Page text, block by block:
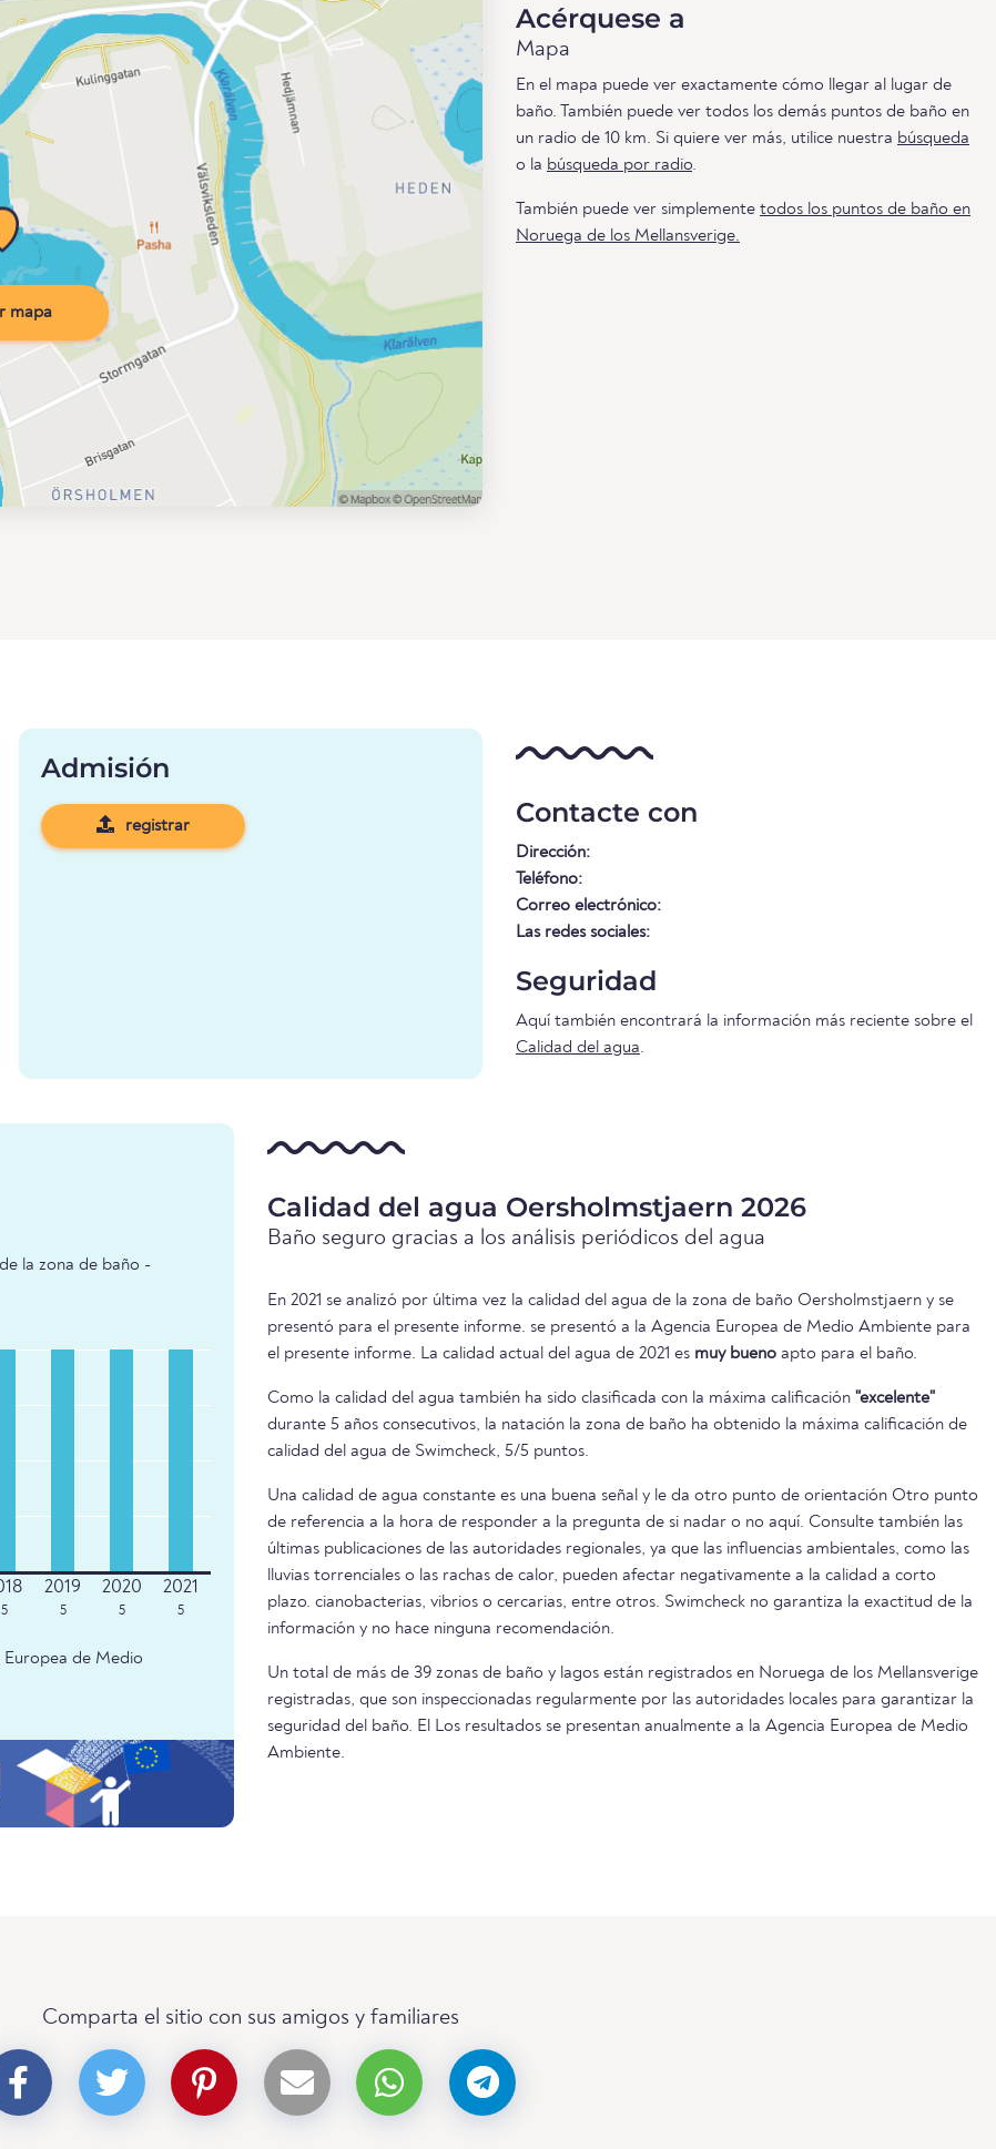
mapa
Acérquese a
Mapa
En el mapa puede ver exactamente cómo llegar al lugar de
baño. También puede ver todos los demás puntos de baño en
un radio de 10 km. Si quiere ver más, utilice nuestra búsqueda
o la búsqueda por radio.
También puede ver simplemente todos los puntos de baño en
Noruega de los Mellansverige.
Admisión
registrar Contacte con
Dirección:
Teléfono:
Correo electrónico:
Las redes sociales:
Seguridad
Aquí también encontrará la información más reciente sobre el
Calidad del agua.
la zona de baño -
5 5 5 5
Europea de Medio
Calidad del agua Oersholmstjaern 2026
Baño seguro gracias a los análisis periódicos del agua
En 2021 se analizó por última vez la calidad del agua de la zona de baño Oersholmstjaern y se
presentó para el presente informe. se presentó a la Agencia Europea de Medio Ambiente para
el presente informe. La calidad actual del agua de 2021 es muy bueno apto para el baño.
Como la calidad del agua también ha sido clasificada con la máxima calificación "excelente"
durante 5 años consecutivos, la natación la zona de baño ha obtenido la máxima calificación de
calidad del agua de Swimcheck, 5/5 puntos.
Una calidad de agua constante es una buena señal y le da otro punto de orientación Otro punto
de referencia a la hora de responder a la pregunta de si nadar o no aquí. Consulte también las
últimas publicaciones de las autoridades regionales, ya que las influencias ambientales, como las
lluvias torrenciales o las rachas de calor, pueden afectar negativamente a la calidad a corto
plazo. cianobacterias, vibrios o cercarias, entre otros. Swimcheck no garantiza la exactitud de la
información y no hace ninguna recomendación.
Un total de más de 39 zonas de baño y lagos están registrados en Noruega de los Mellansverige
registradas, que son inspeccionadas regularmente por las autoridades locales para garantizar la
seguridad del baño. El Los resultados se presentan anualmente a la Agencia Europea de Medio
Ambiente.
Comparta el sitio con sus amigos y familiares